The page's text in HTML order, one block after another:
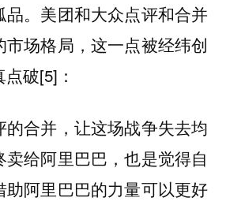
品。美团和大众点评和合并
场格局，这一点被经纬创
破[5]：
的合并，让这场战争失去均
给阿里巴巴，也是觉得自
助阿里巴巴的力量可以更好